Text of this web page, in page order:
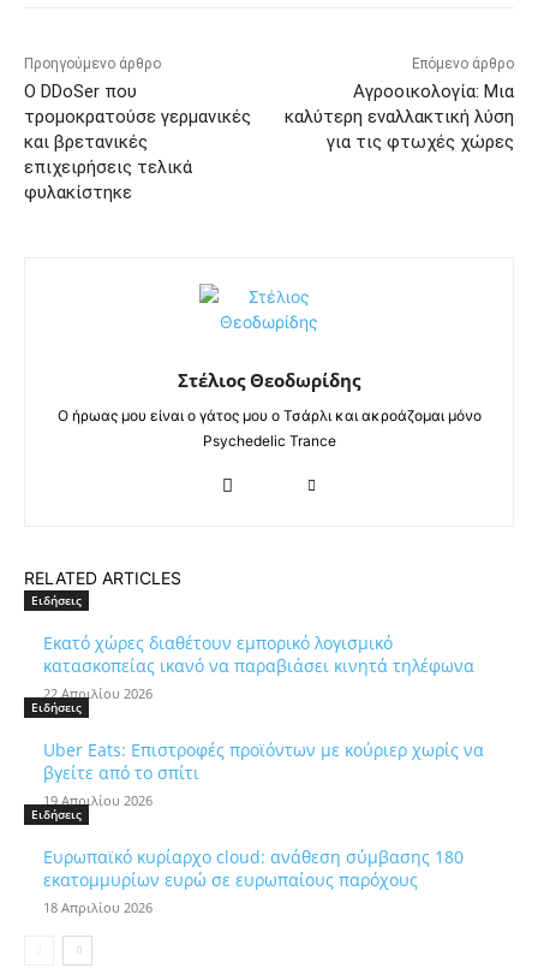
Προηγούμενο άρθρο
Ο DDoSer που
τρομοκρατούσε γερμανικές
και βρετανικές
επιχειρήσεις τελικά
φυλακίστηκε
Επόμενο άρθρο
Αγροοικολογία: Μια
καλύτερη εναλλακτική λύση
για τις φτωχές χώρες
Στέλιος Θεοδωρίδης
Ο ήρωας μου είναι ο γάτος μου ο Τσάρλι και ακροάζομαι μόνο
Psychedelic Trance
RELATED ARTICLES
Ειδήσεις
Εκατό χώρες διαθέτουν εμπορικό λογισμικό
κατασκοπείας ικανό να παραβιάσει κινητά τηλέφωνα
22 Απριλίου 2026
Ειδήσεις
Uber Eats: Επιστροφές προϊόντων με κούριερ χωρίς να
βγείτε από το σπίτι
19 Απριλίου 2026
Ειδήσεις
Ευρωπαϊκό κυρίαρχο cloud: ανάθεση σύμβασης 180
εκατομμυρίων ευρώ σε ευρωπαίους παρόχους
18 Απριλίου 2026